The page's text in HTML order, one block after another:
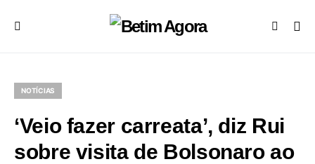
NOTÍCIAS
‘Veio fazer carreata’, diz Rui
sobre visita de Bolsonaro ao